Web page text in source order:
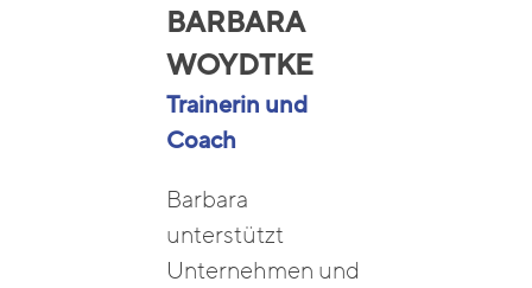
BARBARA
WOYDTKE
Trainerin und
Coach
Barbara
unterstützt
Unternehmen und